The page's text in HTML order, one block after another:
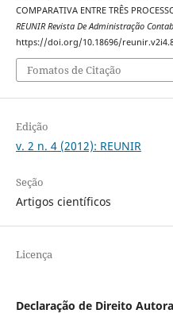
COMPARATIVA ENTRE TRÊS
REUNIR Revista De Administração
https://doi.org/10.18696/
Fomatos de Citação
Edição
v. 2 n. 4 (2012): REUNIR
Seção
Artigos científicos
Licença
Declaração de Direito